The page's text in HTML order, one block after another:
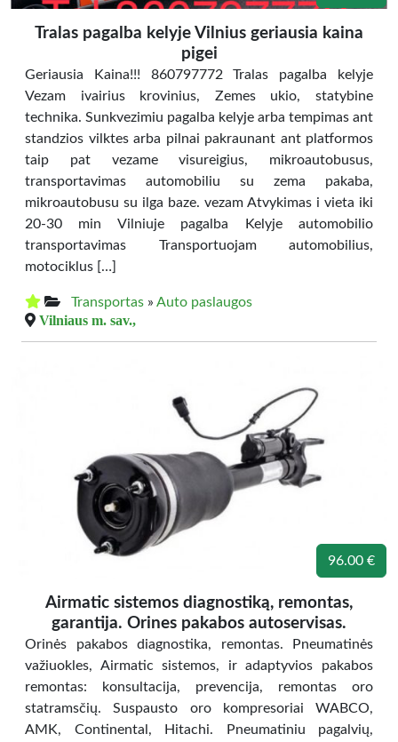
Tralas pagalba kelyje Vilnius geriausia kaina
pigei
Geriausia Kaina!!! 860797772 Tralas pagalba kelyje
Vezam ivairius krovinius, Zemes ukio, statybine
technika. Sunkvezimiu pagalba kelyje arba tempimas ant
standzios vilktes arba pilnai pakraunant ant platformos
taip pat vezame visureigius, mikroautobusus,
transportavimas automobiliu su zema pakaba,
mikroautobusu su ilga baze. vezam Atvykimas i vieta iki
20-30 min Vilniuje pagalba Kelyje automobilio
transportavimas Transportuojam automobilius,
motociklus […]
Transportas » Auto paslaugos
Vilniaus m. sav.,
96.00 €
Airmatic sistemos diagnostiką, remontas,
garantija. Orines pakabos autoservisas.
Orinės pakabos diagnostika, remontas. Pneumatinės
važiuokles, Airmatic sistemos, ir adaptyvios pakabos
remontas: konsultacija, prevencija, remontas oro
statramsčių. Suspausto oro kompresoriai WABCO,
AMK, Continental, Hitachi. Pneumatiniu pagalvių,